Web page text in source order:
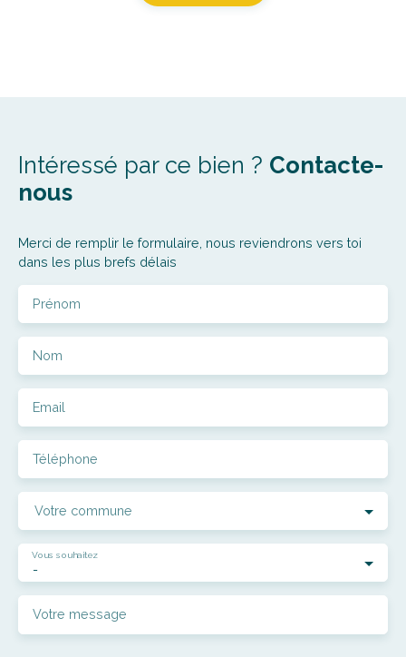
Intéressé par ce bien ? Contacte-
nous
Merci de remplir le formulaire, nous reviendrons vers toi
dans les plus brefs délais
Prénom
Nom
Email
Téléphone
Votre commune
-
Vous souhaitez
Votre message